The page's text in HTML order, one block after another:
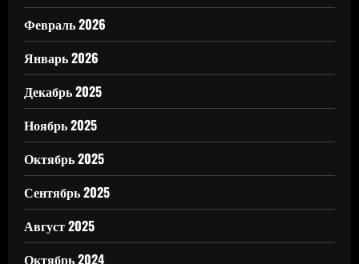
Февраль 2026
Январь 2026
Декабрь 2025
Ноябрь 2025
Октябрь 2025
Сентябрь 2025
Август 2025
Октябрь 2024